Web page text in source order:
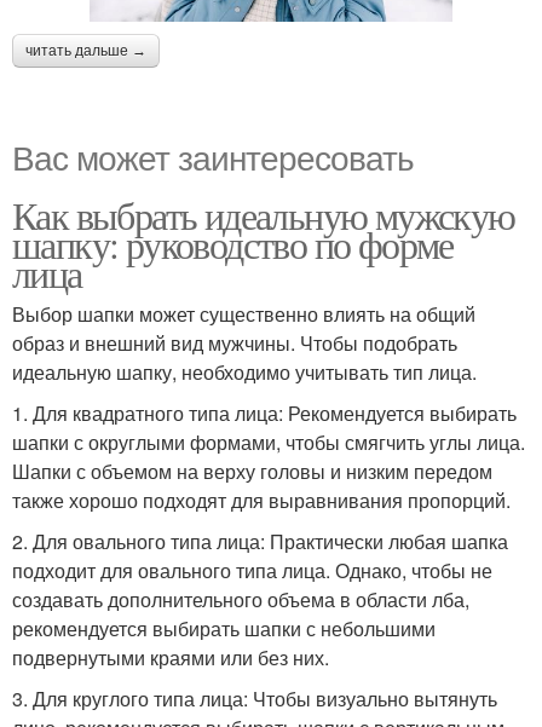
читать дальше →
Вас может заинтересовать
Как выбрать идеальную мужскую
шапку: руководство по форме
лица
Выбор шапки может существенно влиять на общий
образ и внешний вид мужчины. Чтобы подобрать
идеальную шапку, необходимо учитывать тип лица.
1. Для квадратного типа лица: Рекомендуется выбирать
шапки с округлыми формами, чтобы смягчить углы лица.
Шапки с объемом на верху головы и низким передом
также хорошо подходят для выравнивания пропорций.
2. Для овального типа лица: Практически любая шапка
подходит для овального типа лица. Однако, чтобы не
создавать дополнительного объема в области лба,
рекомендуется выбирать шапки с небольшими
подвернутыми краями или без них.
3. Для круглого типа лица: Чтобы визуально вытянуть